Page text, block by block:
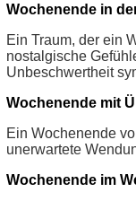
Wochenende in
Ein Traum, der ein
nostalgische
Unbeschwertheit
Wochenende mit
Ein Wochenende
unerwartete
Wochenende im